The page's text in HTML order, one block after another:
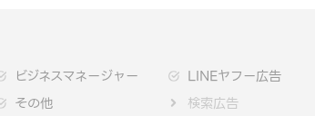
ビジネスマネージャー
その他
LINEヤフー広告
検索広告